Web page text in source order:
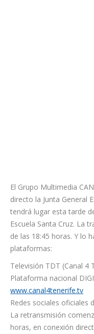
El Grupo Multimedia
directo la Junta General
tendrá lugar esta tarde
Escuela Santa Cruz. La
de las 18:45 horas. Y lo
plataformas:
Televisión TDT (Canal 4
Plataforma nacional
www.canal4tenerife.tv
Redes sociales oficiales
La retransmisión
horas, en conexión